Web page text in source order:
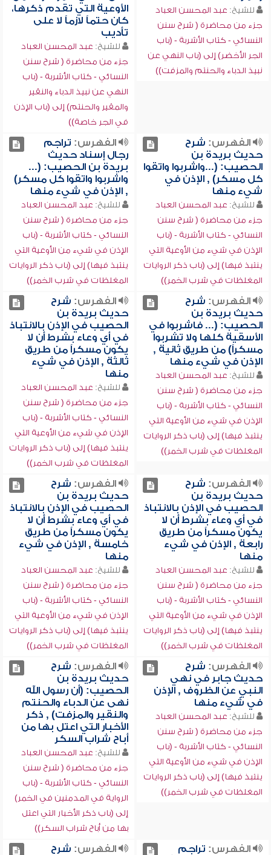
للشيخ: عبد المحسن العباد
جزء من محاضرة ( شرح سنن
النسائي - كتاب الأشربة - (باب
الجر الأخضر) إلى (باب النهي عن
نبيذ الدباء والحنتم والمزفت))
الأوعية التي تقدم ذكرها،
كان حتماً لازماً لا على
تأديب
للشيخ: عبد المحسن العباد
جزء من محاضرة ( شرح سنن
النسائي - كتاب الأشربة - (باب
النهي عن نبيذ الدباء والنقير
والمقير والحنتم) إلى (باب الإذن
في الجر خاصة))
الفهرس: شرح
حديث بريدة بن
الحصيب: (...واشربوا واتقوا
كل مسكر) , الإذن في
شيء منها
للشيخ: عبد المحسن العباد
جزء من محاضرة ( شرح سنن
النسائي - كتاب الأشربة - (باب
الإذن في شيء من الأوعية التي
ينتبذ فيها) إلى (باب ذكر الروايات
المغلظات في شرب الخمر))
الفهرس: تراجم
رجال إسناد حديث
بريدة بن الحصيب: (...
واشربوا واتقوا كل مسكر)
, الإذن في شيء منها
للشيخ: عبد المحسن العباد
جزء من محاضرة ( شرح سنن
النسائي - كتاب الأشربة - (باب
الإذن في شيء من الأوعية التي
ينتبذ فيها) إلى (باب ذكر الروايات
المغلظات في شرب الخمر))
الفهرس: شرح
حديث بريدة بن
الحصيب: (... فاشربوا في
الأسقية كلها ولا تشربوا
مسكراً) من طريق ثانية ,
الإذن في شيء منها
للشيخ: عبد المحسن العباد
جزء من محاضرة ( شرح سنن
النسائي - كتاب الأشربة - (باب
الإذن في شيء من الأوعية التي
ينتبذ فيها) إلى (باب ذكر الروايات
المغلظات في شرب الخمر))
الفهرس: شرح
حديث بريدة بن
الحصيب في الإذن بالانتباذ
في أي وعاء بشرط أن لا
يكون مسكراً من طريق
ثالثة , الإذن في شيء
منها
للشيخ: عبد المحسن العباد
جزء من محاضرة ( شرح سنن
النسائي - كتاب الأشربة - (باب
الإذن في شيء من الأوعية التي
ينتبذ فيها) إلى (باب ذكر الروايات
المغلظات في شرب الخمر))
الفهرس: شرح
حديث بريدة بن
الحصيب في الإذن بالانتباذ
في أي وعاء بشرط أن لا
يكون مسكراً من طريق
رابعة , الإذن في شيء
منها
للشيخ: عبد المحسن العباد
جزء من محاضرة ( شرح سنن
النسائي - كتاب الأشربة - (باب
الإذن في شيء من الأوعية التي
ينتبذ فيها) إلى (باب ذكر الروايات
المغلظات في شرب الخمر))
الفهرس: شرح
حديث بريدة بن
الحصيب في الإذن بالانتباذ
في أي وعاء بشرط أن لا
يكون مسكراً من طريق
خامسة , الإذن في شيء
منها
للشيخ: عبد المحسن العباد
جزء من محاضرة ( شرح سنن
النسائي - كتاب الأشربة - (باب
الإذن في شيء من الأوعية التي
ينتبذ فيها) إلى (باب ذكر الروايات
المغلظات في شرب الخمر))
الفهرس: شرح
حديث جابر في نهي
النبي عن الظروف , الإذن
في شيء منها
للشيخ: عبد المحسن العباد
جزء من محاضرة ( شرح سنن
النسائي - كتاب الأشربة - (باب
الإذن في شيء من الأوعية التي
ينتبذ فيها) إلى (باب ذكر الروايات
المغلظات في شرب الخمر))
الفهرس: شرح
حديث بريدة بن
الحصيب: (أن رسول الله
نهى عن الدباء والحنتم
والنقير والمزفت) , ذكر
الأخبار التي اعتل بها من
أباح شراب السكر
للشيخ: عبد المحسن العباد
جزء من محاضرة ( شرح سنن
النسائي - كتاب الأشربة - (باب
الرواية في المدمنين في الخمر)
إلى (باب ذكر الأخبار التي اعتل
بها من أباح شراب السكر))
الفهرس: تراجم
الفهرس: شرح